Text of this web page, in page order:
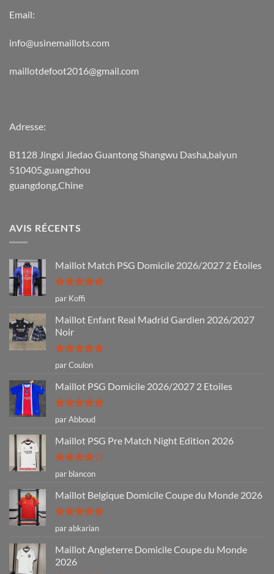
Email:
info@usinemaillots.com
maillotdefoot2016@gmail.com
Adresse:
B1128 Jingxi Jiedao Guantong Shangwu Dasha,baiyun
510405,guangzhou
guangdong,Chine
AVIS RÉCENTS
Maillot Match PSG Domicile 2026/2027 2 Étoiles
Note5sur
5
par Koffi
Maillot Enfant Real Madrid Gardien 2026/2027
Noir
Note5sur
5
par Coulon
Maillot PSG Domicile 2026/2027 2 Etoiles
Note5sur
5
par Abboud
Maillot PSG Pre Match Night Edition 2026
Note4
sur 5
par blancon
Maillot Belgique Domicile Coupe du Monde 2026
Note5sur
5
par abkarian
Maillot Angleterre Domicile Coupe du Monde
2026